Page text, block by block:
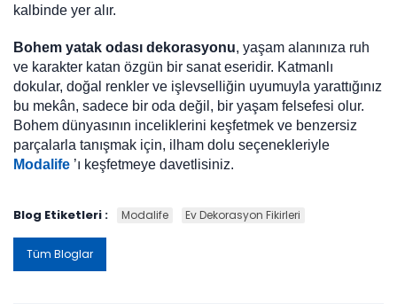
kalbinde yer alır.
Bohem yatak odası dekorasyonu, yaşam alanınıza ruh
ve karakter katan özgün bir sanat eseridir. Katmanlı
dokular, doğal renkler ve işlevselliğin uyumuyla yarattığınız
bu mekân, sadece bir oda değil, bir yaşam felsefesi olur.
Bohem dünyasının inceliklerini keşfetmek ve benzersiz
parçalarla tanışmak için, ilham dolu seçenekleriyle
Modalife ’ı keşfetmeye davetlisiniz.
Blog Etiketleri : Modalife Ev Dekorasyon Fikirleri
Tüm Bloglar